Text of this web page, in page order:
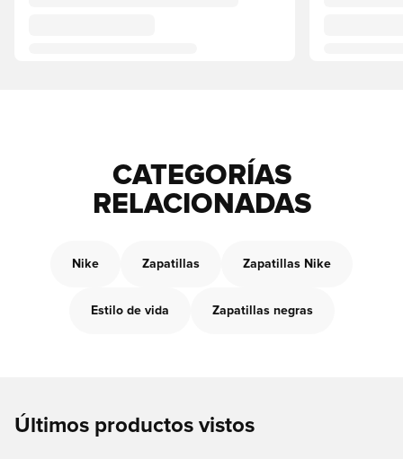
CATEGORÍAS
RELACIONADAS
Nike Zapatillas Zapatillas Nike
Estilo de vida Zapatillas negras
Últimos productos vistos